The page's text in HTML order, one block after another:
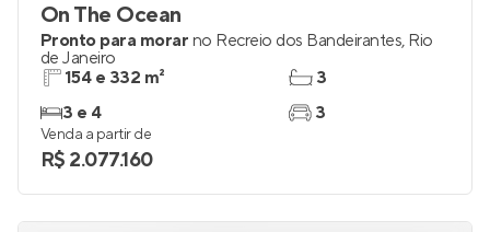
On The Ocean
Pronto para morar no Recreio dos Bandeirantes, Rio
de Janeiro
154 e 332 m²
3 e 4
3
3
Venda a partir de
R$ 2.077.160